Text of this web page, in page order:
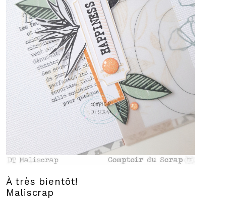
À très bientôt!
Maliscrap